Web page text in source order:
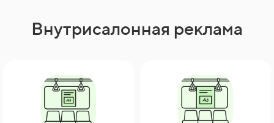
Внутрисалонная реклама